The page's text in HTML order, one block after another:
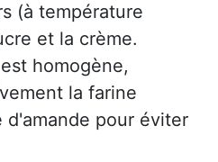
(à température
et la crème.
homogène,
la farine
pour éviter